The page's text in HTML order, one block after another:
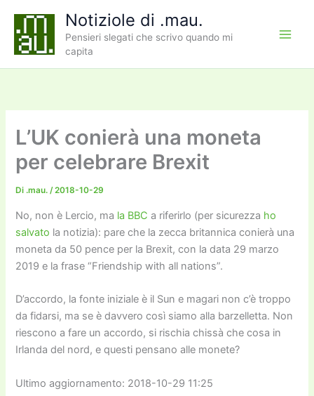
contenuto
Notiziole di .mau.
Pensieri slegati che scrivo quando mi
capita
L’UK conierà una moneta
per celebrare Brexit
Di .mau./2018-10-29
No, non è Lercio, ma la BBC a riferirlo (per sicurezza ho
salvato la notizia): pare che la zecca britannica conierà una
moneta da 50 pence per la Brexit, con la data 29 marzo
2019 e la frase “Friendship with all nations”.
D’accordo, la fonte iniziale è il Sun e magari non c’è troppo
da fidarsi, ma se è davvero così siamo alla barzelletta. Non
riescono a fare un accordo, si rischia chissà che cosa in
Irlanda del nord, e questi pensano alle monete?
Ultimo aggiornamento: 2018-10-29 11:25